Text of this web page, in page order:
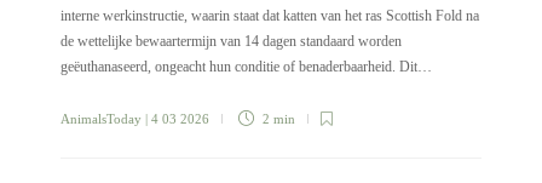
interne werkinstructie, waarin staat dat katten van het ras Scottish Fold na
de wettelijke bewaartermijn van 14 dagen standaard worden
geëuthanaseerd, ongeacht hun conditie of benaderbaarheid. Dit…
AnimalsToday | 4 03 2026 2 min